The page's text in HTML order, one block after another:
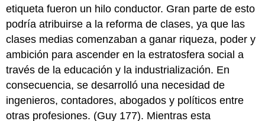
etiqueta fueron un hilo conductor. Gran parte de esto
podría atribuirse a la reforma de clases, ya que las
clases medias comenzaban a ganar riqueza, poder y
ambición para ascender en la estratosfera social a
través de la educación y la industrialización. En
consecuencia, se desarrolló una necesidad de
ingenieros, contadores, abogados y políticos entre
otras profesiones. (Guy 177). Mientras esta